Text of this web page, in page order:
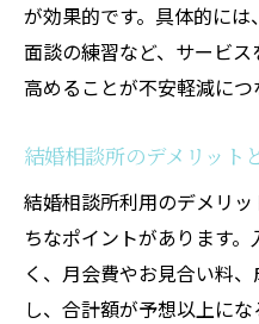
が効果的です。具体的に
面談の練習など、サービ
高めることが不安軽減につ
結婚相談所のデメリット
結婚相談所利用のデメリ
ちなポイントがあります
く、月会費やお見合い料
し、合計額が予想以上に